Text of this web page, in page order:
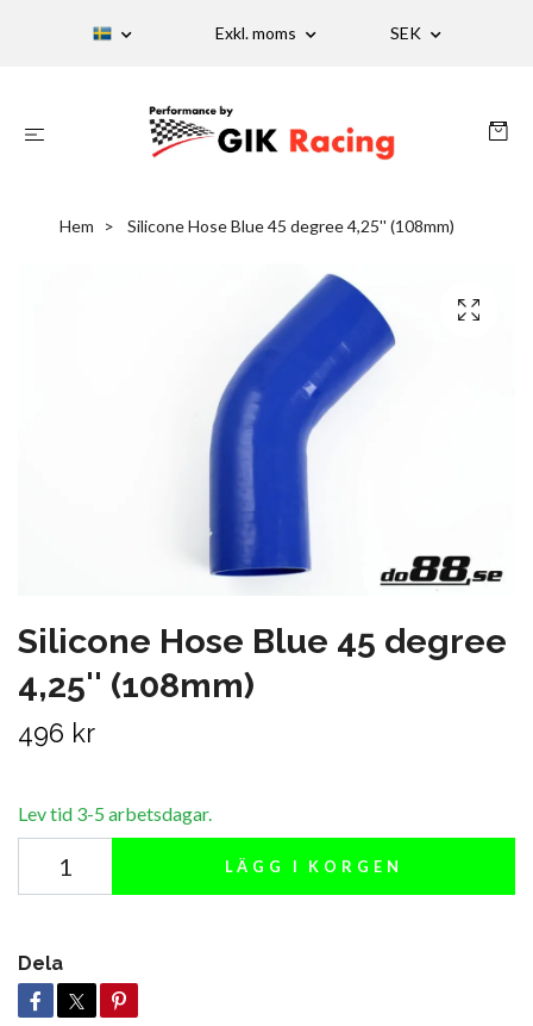
Exkl. moms SEK
Hem Silicone Hose Blue 45 degree 4,25'' (108mm)
Silicone Hose Blue 45 degree
4,25'' (108mm)
496 kr
Lev tid 3-5 arbetsdagar.
LÄGG I KORGEN
Dela